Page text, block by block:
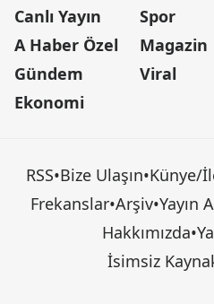
Canlı Yayın
A Haber Özel
Gündem
Ekonomi
Spor
Magazin
Viral
RSS•Bize Ulaşın•Künye/
Frekanslar•Arşiv•Yayın
Hakkımızda•
İsimsiz